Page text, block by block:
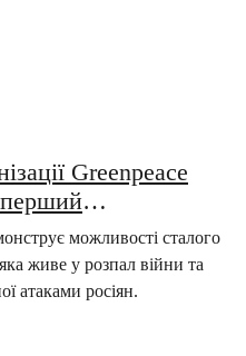
Greenpeace
перший
в Україні
можливості сталого
живе у розпал війни та
атаками росіян.